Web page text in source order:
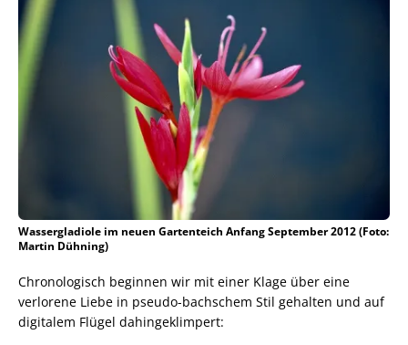
Wassergladiole im neuen Gartenteich Anfang September 2012 (Foto:
Martin Dühning)
Chronologisch beginnen wir mit einer Klage über eine
verlorene Liebe in pseudo-bachschem Stil gehalten und auf
digitalem Flügel dahingeklimpert: